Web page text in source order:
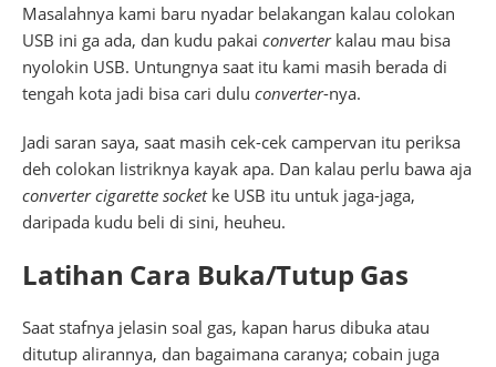
Masalahnya kami baru nyadar belakangan kalau colokan
USB ini ga ada, dan kudu pakai converterkalau mau bisa
nyolokin USB. Untungnya saat itu kami masih berada di
tengah kota jadi bisa cari dulu converter-nya.
Jadi saran saya, saat masih cek-cek campervan itu periksa
deh colokan listriknya kayak apa. Dan kalau perlu bawa aja
converter cigarette socketke USB itu untuk jaga-jaga,
daripada kudu beli di sini, heuheu.
Latihan Cara Buka/Tutup Gas
Saat stafnya jelasin soal gas, kapan harus dibuka atau
ditutup alirannya, dan bagaimana caranya; cobain juga